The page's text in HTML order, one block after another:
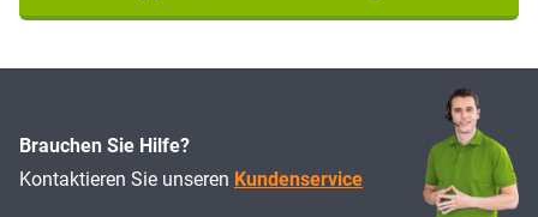
Brauchen Sie Hilfe?
Kontaktieren Sie unseren Kundenservice